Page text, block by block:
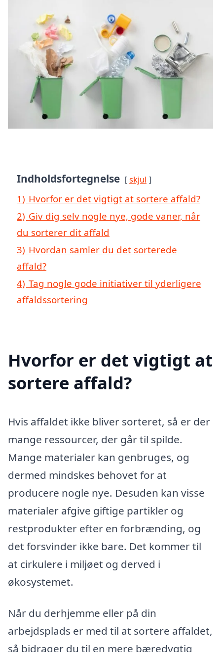
Indholdsfortegnelse skjul
1) Hvorfor er det vigtigt at sortere affald?
2) Giv dig selv nogle nye, gode vaner, når
du sorterer dit affald
3) Hvordan samler du det sorterede
affald?
4) Tag nogle gode initiativer til yderligere
affaldssortering
Hvorfor er det vigtigt at
sortere affald?
Hvis affaldet ikke bliver sorteret, så er der
mange ressourcer, der går til spilde.
Mange materialer kan genbruges, og
dermed mindskes behovet for at
producere nogle nye. Desuden kan visse
materialer afgive giftige partikler og
restprodukter efter en forbrænding, og
det forsvinder ikke bare. Det kommer til
at cirkulere i miljøet og derved i
økosystemet.
Når du derhjemme eller på din
arbejdsplads er med til at sortere affaldet,
så bidrager du til en mere bæredygtig